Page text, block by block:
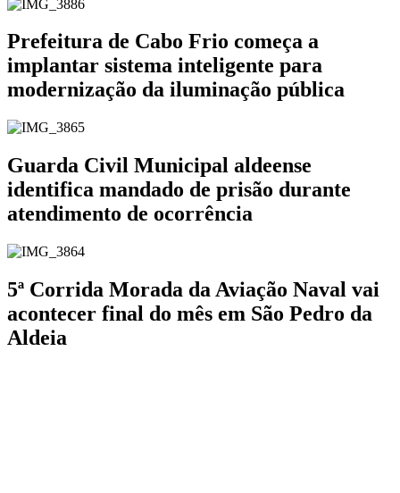
Prefeitura de Cabo Frio começa a
implantar sistema inteligente para
modernização da iluminação pública
Guarda Civil Municipal aldeense
identifica mandado de prisão durante
atendimento de ocorrência
5ª Corrida Morada da Aviação Naval vai
acontecer final do mês em São Pedro da
Aldeia